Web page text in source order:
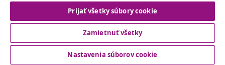
Prijať všetky súbory cookie
Zamietnuť všetky
Nastavenia súborov cookie